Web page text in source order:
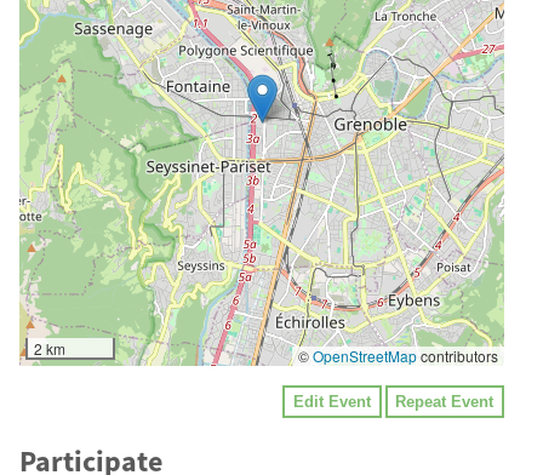
2 km ©OpenStreetMapcontributors
Edit Event Repeat Event
Participate